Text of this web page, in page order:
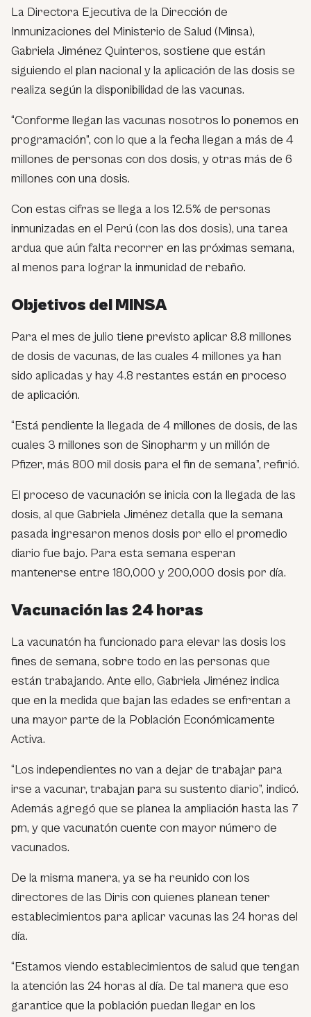
La Directora Ejecutiva de la Dirección de
Inmunizaciones del Ministerio de Salud (Minsa),
Gabriela Jiménez Quinteros, sostiene que están
siguiendo el plan nacional y la aplicación de las dosis se
realiza según la disponibilidad de las vacunas.
“Conforme llegan las vacunas nosotros lo ponemos en
programación”, con lo que a la fecha llegan a más de 4
millones de personas con dos dosis, y otras más de 6
millones con una dosis.
Con estas cifras se llega a los 12.5% de personas
inmunizadas en el Perú (con las dos dosis), una tarea
ardua que aún falta recorrer en las próximas semana,
al menos para lograr la inmunidad de rebaño.
Objetivos del MINSA
Para el mes de julio tiene previsto aplicar 8.8 millones
de dosis de vacunas, de las cuales 4 millones ya han
sido aplicadas y hay 4.8 restantes están en proceso
de aplicación.
“Está pendiente la llegada de 4 millones de dosis, de las
cuales 3 millones son de Sinopharm y un millón de
Pfizer, más 800 mil dosis para el fin de semana”, refirió.
El proceso de vacunación se inicia con la llegada de las
dosis, al que Gabriela Jiménez detalla que la semana
pasada ingresaron menos dosis por ello el promedio
diario fue bajo. Para esta semana esperan
mantenerse entre 180,000 y 200,000 dosis por día.
Vacunación las 24 horas
La vacunatón ha funcionado para elevar las dosis los
fines de semana, sobre todo en las personas que
están trabajando. Ante ello, Gabriela Jiménez indica
que en la medida que bajan las edades se enfrentan a
una mayor parte de la Población Económicamente
Activa.
“Los independientes no van a dejar de trabajar para
irse a vacunar, trabajan para su sustento diario”, indicó.
Además agregó que se planea la ampliación hasta las 7
pm, y que vacunatón cuente con mayor número de
vacunados.
De la misma manera, ya se ha reunido con los
directores de las Diris con quienes planean tener
establecimientos para aplicar vacunas las 24 horas del
día.
“Estamos viendo establecimientos de salud que tengan
la atención las 24 horas al día. De tal manera que eso
garantice que la población puedan llegar en los